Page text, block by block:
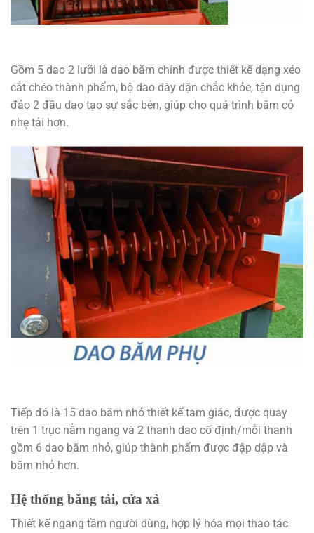
Gồm 5 dao 2 lưỡi là dao băm chính được thiết kế dạng xéo
cắt chéo thành phẩm, bộ dao dày dặn chắc khỏe, tận dụng
đảo 2 đầu dao tạo sự sắc bén, giúp cho quá trình băm cỏ
nhẹ tải hơn.
Tiếp đó là 15 dao băm nhỏ thiết kế tam giác, được quay
trên 1 trục nằm ngang và 2 thanh dao cố định/mỗi thanh
gồm 6 dao băm nhỏ, giúp thành phẩm được đập dập và
băm nhỏ hơn.
Hệ thống băng tải, cửa xả
Thiết kế ngang tầm người dùng, hợp lý hóa mọi thao tác